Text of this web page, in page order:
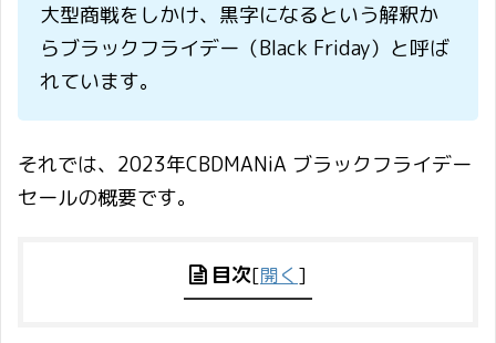
大型商戦をしかけ、黒字になるという解釈か
らブラックフライデー（Black Friday）と呼ば
れています。
それでは、2023年CBDMANiA ブラックフライデー
セールの概要です。
目次[開く ]